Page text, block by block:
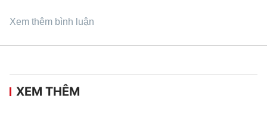
Xem thêm bình luận
XEM THÊM